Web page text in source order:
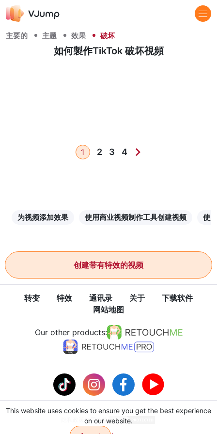
主要的 主题 效果 破坏
如何製作TikTok 破坏視頻
1 2 3 4
为视频添加效果 使用商业视频制作工具创建视频 使
创建带有特效的视频
转变 特效 通讯录 关于
下载软件
网站地图
使用条款
Our other products:
This website uses cookies to ensure you get the best experience
on our website.